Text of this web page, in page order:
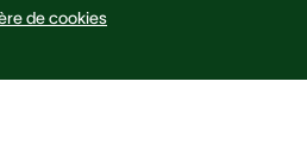
de cookies